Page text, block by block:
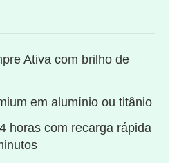
Ativa com brilho de
em alumínio ou titânio
horas com recarga rápida